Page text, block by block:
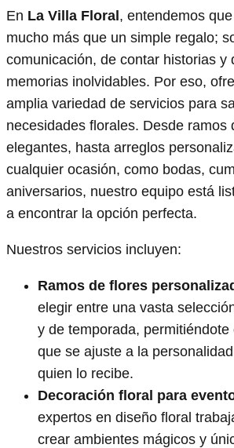
En La Villa Floral, entendemos
mucho más que un simple regalo;
comunicación, de contar historias y
memorias inolvidables. Por eso,
amplia variedad de servicios para
necesidades florales. Desde ramos
elegantes, hasta arreglos
cualquier ocasión, como bodas,
aniversarios, nuestro equipo está
a encontrar la opción perfecta.
Nuestros servicios incluyen:
Ramos de flores
elegir entre una vasta
y de temporada, permitiéndote
que se ajuste a la
quien lo recibe.
Decoración floral para
expertos en diseño floral
crear ambientes mágicos y